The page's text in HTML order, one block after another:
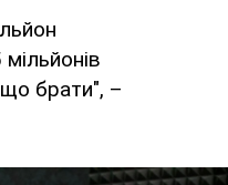
що брати", –